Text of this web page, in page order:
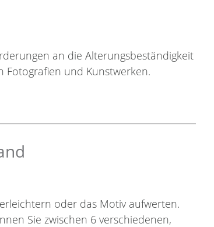
an die Alterungsbeständigkeit
und Kunstwerken.
oder das Motiv aufwerten.
Sie zwischen 6 verschiedenen,